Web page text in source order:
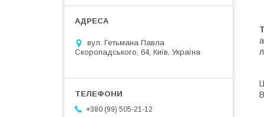
вул. Гетьмана Павла
Скоропадського, 64, Київ, Україна
+380 (99) 505-21-12